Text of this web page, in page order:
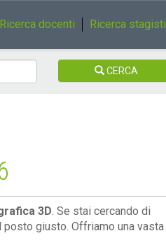
Ricerca docenti Ricerca stagisti
CERCA
3D. Se stai cercando di
giusto. Offriamo una vasta